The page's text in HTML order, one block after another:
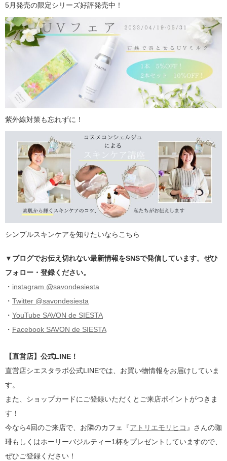
5月発売の限定シリーズ好評発売中！
紫外線対策も忘れずに！
シンプルスキンケアを知りたいならこちら
▼ブログでお伝え切れない最新情報をSNSで発信しています。ぜひ
フォロー・登録ください。
・ instagram @savondesiesta
・ Twitter @savondesiesta
・ YouTube SAVON de SIESTA
・ Facebook SAVON de SIESTA
【直営店】公式LINE！
直営店シエスタラボ公式LINEでは、お買い物情報をお届けしていま
す。
また、ショップカードにご登録いただくとご来店ポイントがつきま
す！
今なら4回のご来店で、お隣のカフェ『アトリエモリヒコ 』さんの珈
琲もしくはホーリーバジルティー1杯をプレゼントしていますので、
ぜひご登録ください！